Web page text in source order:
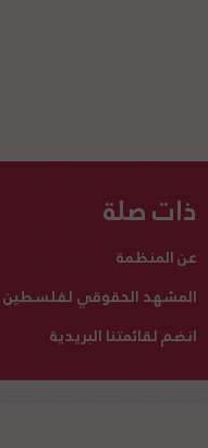
ذات صلة
عن المنظمة
المشهد الحقوقي لفلسطين
انضم لقائمتنا البريدية